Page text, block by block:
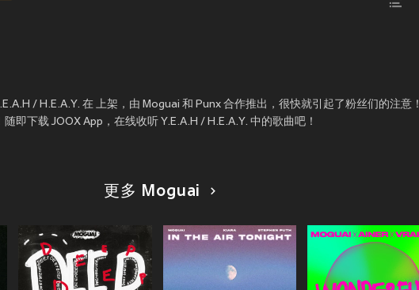
/ H.E.A.Y. 在 上架，由 Moguai 和 Punx 合作推出，很快就引起了粉丝们的注意！
即下载 JOOX App，在线收听 Y.E.A.H / H.E.A.Y. 中的歌曲吧！
更多 Moguai